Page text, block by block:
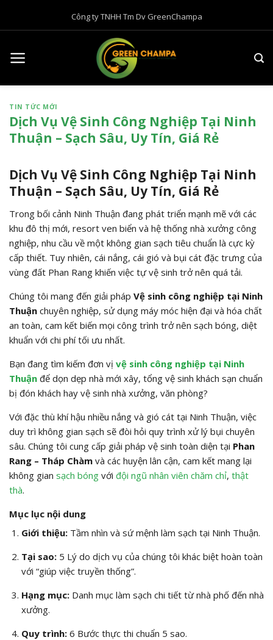
Công ty TNHH Tm Dv GreenChampa
TIN TỨC MỚI
Dịch Vụ Vệ Sinh Công Nghiệp Tại Ninh
Thuận – Sạch Sâu, Uy Tín, Giá Rẻ
Dịch Vụ Vệ Sinh Công Nghiệp Tại Ninh
Thuận – Sạch Sâu, Uy Tín, Giá Rẻ
Trong bối cảnh Ninh Thuận đang phát triển mạnh mẽ với các
khu đô thị mới, resort ven biển và hệ thống nhà xưởng công
nghiệp, nhu cầu về một không gian sạch tiêu chuẩn là cực kỳ
cấp thiết. Tuy nhiên, cái nắng, cái gió và bụi cát đặc trưng của
vùng đất Phan Rang khiến việc tự vệ sinh trở nên quá tải.
Chúng tôi mang đến giải pháp Vệ sinh công nghiệp tại Ninh
Thuận chuyên nghiệp, sử dụng máy móc hiện đại và hóa chất
an toàn, cam kết biến mọi công trình trở nên sạch bóng, diệt
khuẩn với chi phí tối ưu nhất.
Bạn đang tìm kiếm đơn vị vệ sinh công nghiệp tại Ninh
Thuận để dọn dẹp nhà mới xây, tổng vệ sinh khách sạn chuẩn
bị đón khách hay vệ sinh nhà xưởng, văn phòng?
Với đặc thù khí hậu nhiều nắng và gió cát tại Ninh Thuận, việc
duy trì không gian sạch sẽ đòi hỏi quy trình xử lý bụi chuyên
sâu. Chúng tôi cung cấp giải pháp vệ sinh toàn diện tại Phan
Rang – Tháp Chàm và các huyện lân cận, cam kết mang lại
không gian sạch bóng với đội ngũ nhân viên chăm chỉ, thật
thà.
Mục lục nội dung
Giới thiệu:Tầm nhìn và sứ mệnh làm sạch tại Ninh Thuận.
Tại sao:5 Lý do dịch vụ của chúng tôi khác biệt hoàn toàn
với “giúp việc truyền thống”.
Hạng mục:Danh mục làm sạch chi tiết từ nhà phố đến nhà
xưởng.
Quy trình:6 Bước thực thi chuẩn 5 sao.